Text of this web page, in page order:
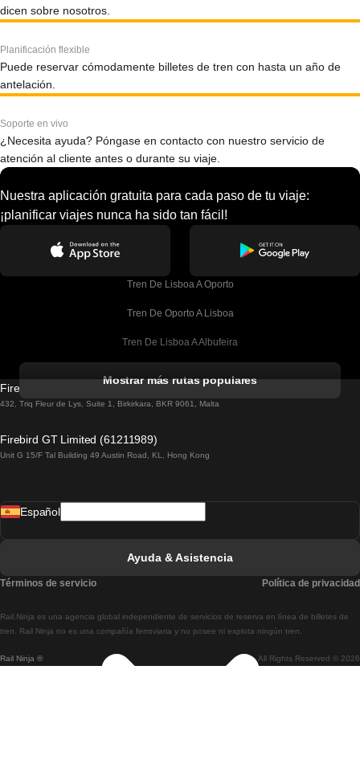
dicen sobre nosotros.
Planificación flexible
Puede reservar cómodamente billetes de tren con hasta un año de
antelación.
Soporte en vivo
¿Necesita ayuda? Póngase en contacto con nuestro servicio de
atención al cliente antes o durante su viaje.
Nuestra aplicación gratuita para cada paso de tu viaje:
¡planificar viajes nunca ha sido tan fácil!
Tren De Lisboa A Oporto
Tren De Oporto A Lisboa
Tren De Lisboa A Albufeira
Tren De Lisboa A Lagos
Tren De Lisboa A Madrid
Tren De Lisboa A Braga
Tren De Braga A Lisboa
Mostrar más rutas populares
Firebird GT Limited (OC 1451)
432, Triq Fleur de Lys, Suite 1, Birkirkara, BKR 9061, Malta
Firebird GT Limited (61211989)
Unit G 15/F Tal Building 49 Austin Road, KL, Hong Kong
Rail Ninja ® All Rights Reserved © 2026
Rail.Ninja es una agencia global independiente de servicios de reserva en línea de billetes de
tren. Rail Ninja no es una compañía ferroviaria y no posee ni explota ningún tren.
Español
Ayuda & Asistencia
Términos de servicio Política de privacidad